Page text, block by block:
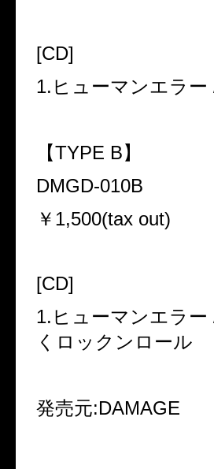
[CD]
1.ヒューマンエラー
【TYPE B】
DMGD-010B
￥1,500(tax out)
[CD]
1.ヒューマンエラ
くロックンロール
発売元:DAMAGE